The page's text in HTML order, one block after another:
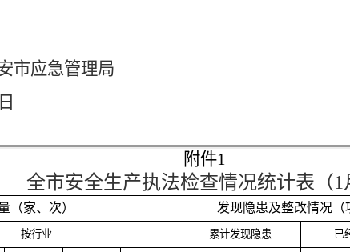
市应急管理局
附件1
全市安全生产执法检查情况统计表 （1
（家、次） 发现隐患及整改情况（
按行业 累计发现隐患
已